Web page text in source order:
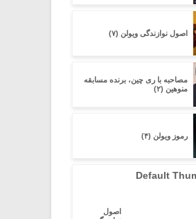
اصول نوازندگی ویولن (۷)
مصاحبه با ری چین، برنده مسابقه
منوهین (۲)
رموز ویولن (۴)
اصول